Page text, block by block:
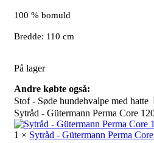
100 % bomuld
Bredde: 110 cm
På lager
Andre købte også:
Stof - Søde hundehvalpe med hatte
Sytråd - Gütermann Perma Core
1 × Sytråd - Gütermann Perma